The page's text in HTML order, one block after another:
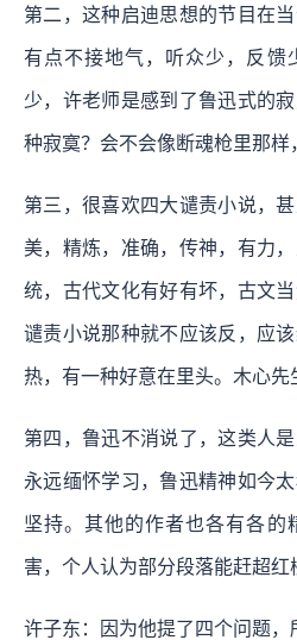
第二，这种启迪思想的节目在
有点不接地气，听众少，反馈
少，许老师是感到了鲁迅式的
种寂寞？会不会像断魂枪里那样
第三，很喜欢四大谴责小说，
美，精炼，准确，传神，有力
统，古代文化有好有坏，古文
谴责小说那种就不应该反，应
热，有一种好意在里头。木心先
第四，鲁迅不消说了，这类人
永远缅怀学习，鲁迅精神如今
坚持。其他的作者也各有各的
害，个人认为部分段落能赶超红
许子东：因为他提了四个问题，